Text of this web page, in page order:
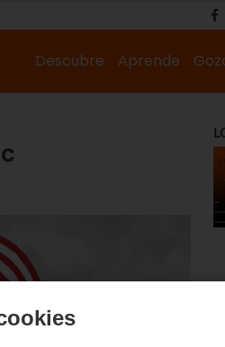
Descubre Aprende